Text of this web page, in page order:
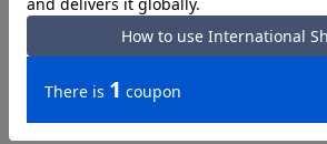
ジネスもカジュアルもカバーする
イパック